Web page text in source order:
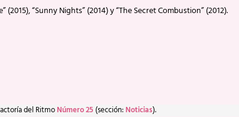
“Sunny Nights” (2014) y “The Secret Combustion” (2012).
del Ritmo Número 25 (sección: Noticias).